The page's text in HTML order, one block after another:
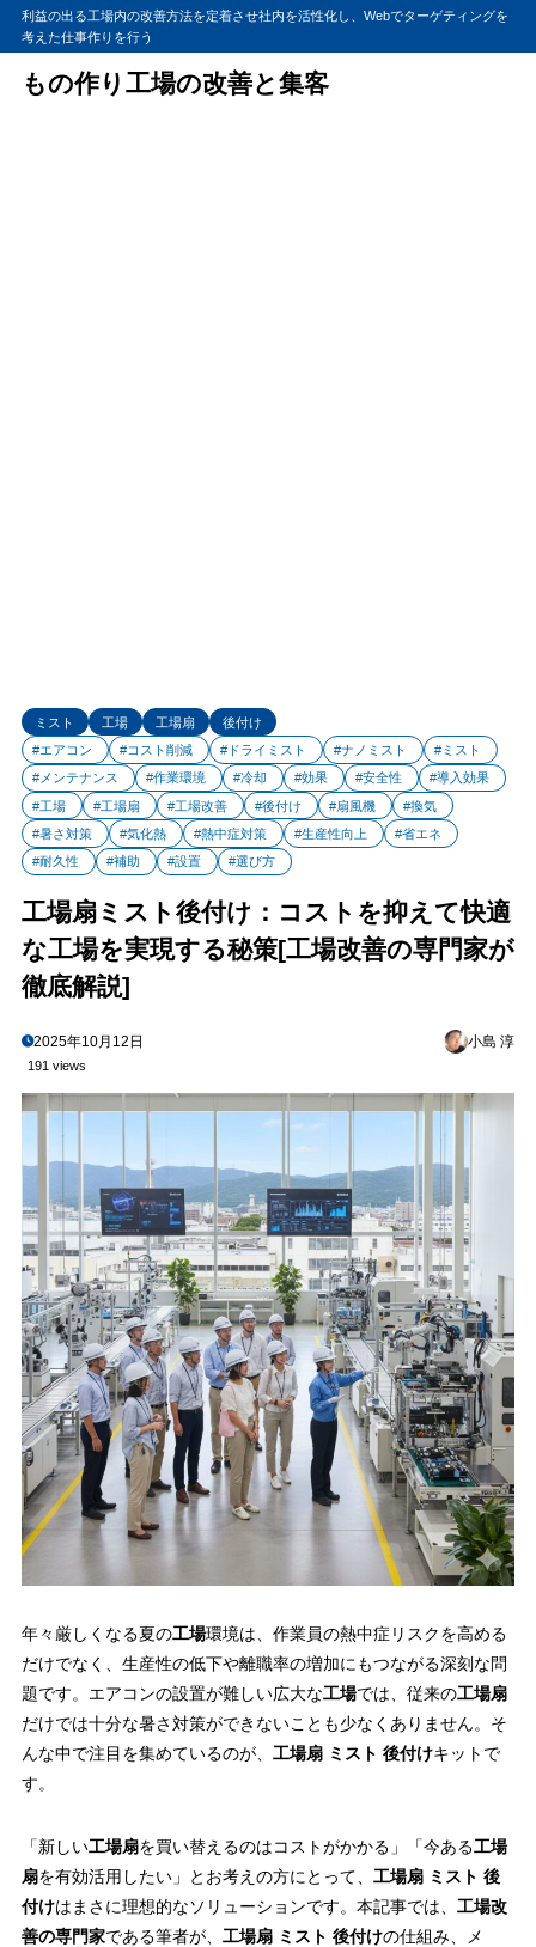
利益の出る工場内の改善方法を定着させ社内を活性化し、Webでターゲティングを
考えた仕事作りを行う
もの作り工場の改善と集客
ミスト 工場 工場扇
後付け
#エアコン
#コスト削減 #ドライミスト #ナノミスト
#ミスト
#メンテナンス
#作業環境 #冷却 #効果 #安全性
#導入効果
#工場
#工場扇 #工場改善 #後付け #扇風機
#換気
#暑さ対策
#気化熱 #熱中症対策 #生産性向上
#省エネ
#耐久性
#補助 #設置 #選び方
工場扇ミスト後付け：コストを抑えて快適
な工場を実現する秘策[工場改善の専門家が
徹底解説]
2025年10月12日 小島 淳
191 views
年々厳しくなる夏の工場環境は、作業員の熱中症リスクを高める
だけでなく、生産性の低下や離職率の増加にもつながる深刻な問
題です。エアコンの設置が難しい広大な工場では、従来の工場扇
だけでは十分な暑さ対策ができないことも少なくありません。そ
んな中で注目を集めているのが、 工場扇 ミスト 後付けキットで
す。
「新しい工場扇を買い替えるのはコストがかかる」「今ある工場
扇を有効活用したい」とお考えの方にとって、 工場扇 ミスト 後
付けはまさに理想的なソリューションです。本記事では、 工場改
善の専門家である筆者が、 工場扇 ミスト 後付けの仕組み、メ